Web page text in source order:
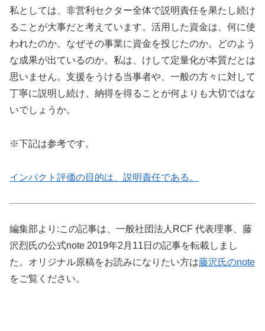
私としては、非営利セクター全体で説明責任を果たし続け
ることが大事だと考えています。活用した資金は、何に使
われたのか。なぜその事業に資金を投じたのか。どのよう
な成果が出ているのか。私は、けして定量化が本質だとは
思いません。支援をうける当事者や、一般の方々に対して
丁寧に説明し続け、納得を得ることが何よりも大切ではな
いでしょうか。
※下記は参考です。
インパクト評価の目的は、説明責任である。
編集部より:この記事は、一般社団法人RCF 代表理事、藤
沢烈氏の公式note 2019年2月11日の記事を転載しまし
た。オリジナル原稿をお読みになりたい方は藤沢氏のnote
をご覧ください。